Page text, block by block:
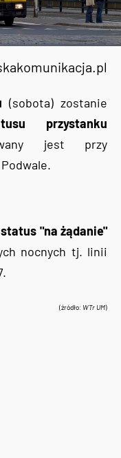
(sobota) zostanie
przystanku
jest przy
status "na żądanie"
nocnych tj. linii
(źródło: WTr UM)